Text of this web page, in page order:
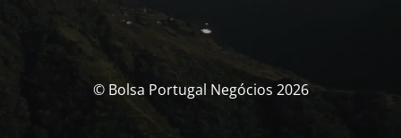
© Bolsa Portugal Negócios 2026